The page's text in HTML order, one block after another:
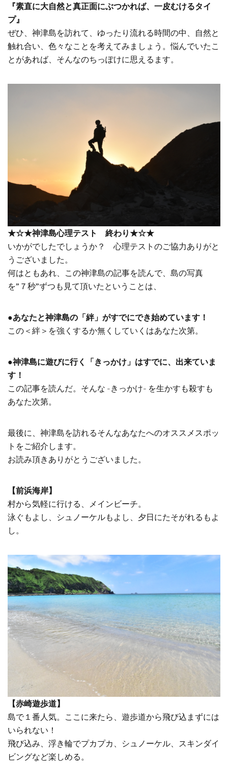
『素直に大自然と真正面にぶつかれば、一皮むけるタイ
プ』
ぜひ、神津島を訪れて、ゆったり流れる時間の中、自然と
触れ合い、色々なことを考えてみましょう。悩んでいたこ
とがあれば、そんなのちっぽけに思えるます。
★☆★神津島心理テスト 終わり★☆★
いかがでしたでしょうか？ 心理テストのご協力ありがと
うございました。
何はともあれ、この神津島の記事を読んで、島の写真
を”７秒”ずつも見て頂いたということは、
●あなたと神津島の「絆」がすでにでき始めています！
この＜絆＞を強くするか無くしていくはあなた次第。
●神津島に遊びに行く「きっかけ」はすでに、出来ていま
す！
この記事を読んだ。そんな -きっかけ- を生かすも殺すも
あなた次第。
最後に、神津島を訪れるそんなあなたへのオススメスポッ
トをご紹介します。
お読み頂きありがとうございました。
【前浜海岸】
村から気軽に行ける、メインビーチ。
泳ぐもよし、シュノーケルもよし、夕日にたそがれるもよ
し。
【赤崎遊歩道】
島で１番人気。ここに来たら、遊歩道から飛び込まずには
いられない！
飛び込み、浮き輪でプカプカ、シュノーケル、スキンダイ
ビングなど楽しめる。